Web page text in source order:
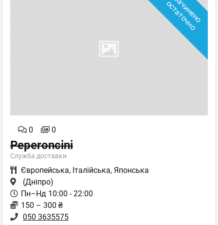
0 0
З
а
ч
и
н
е
н
о
о
с
т
а
т
о
ч
н
о
Peperoncini
Служба доставки
Європейська, Італійська, Японська
(Дніпро)
Пн–Нд 10:00 - 22:00
150 – 300 ₴
050 3635575